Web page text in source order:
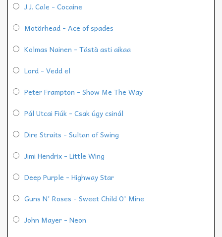
J.J. Cale - Cocaine
Motörhead - Ace of spades
Kolmas Nainen - Tästä asti aikaa
Lord - Vedd el
Peter Frampton - Show Me The Way
Pál Utcai Fiúk - Csak úgy csinál
Dire Straits - Sultan of Swing
Jimi Hendrix - Little Wing
Deep Purple - Highway Star
Guns N' Roses - Sweet Child O' Mine
John Mayer - Neon